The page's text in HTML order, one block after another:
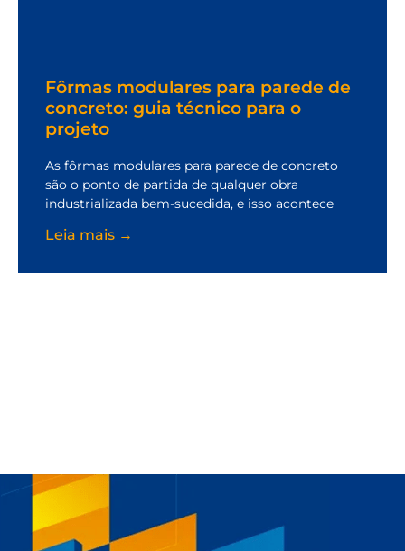
Fôrmas modulares para parede de
concreto: guia técnico para o
projeto
As fôrmas modulares para parede de concreto
são o ponto de partida de qualquer obra
industrializada bem-sucedida, e isso acontece
Leia mais →